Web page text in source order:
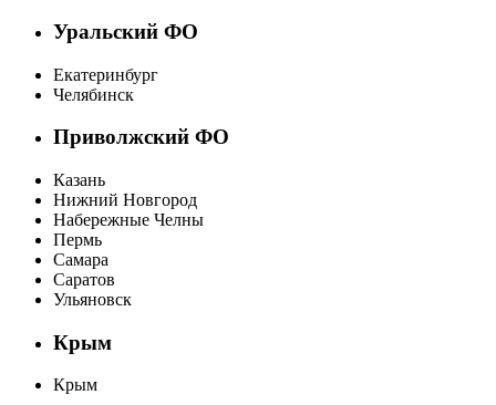
Уральский ФО
Екатеринбург
Челябинск
Приволжский ФО
Казань
Нижний Новгород
Набережные Челны
Пермь
Самара
Саратов
Ульяновск
Крым
Крым